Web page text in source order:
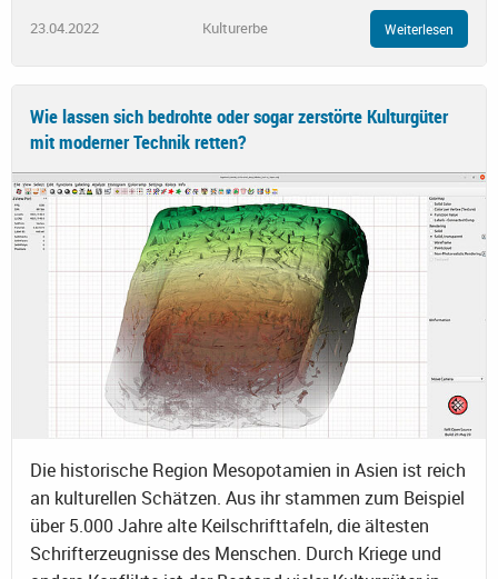
23.04.2022 Kulturerbe Weiterlesen
Wie lassen sich bedrohte oder sogar zerstörte Kulturgüter
mit moderner Technik retten?
Die historische Region Mesopotamien in Asien ist reich
an kulturellen Schätzen. Aus ihr stammen zum Beispiel
über 5.000 Jahre alte Keilschrifttafeln, die ältesten
Schrifterzeugnisse des Menschen. Durch Kriege und